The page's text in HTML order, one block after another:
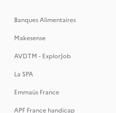
Banques Alimentaires
Makesense
AVDTM - ExplorJob
La SPA
Emmaüs France
APF France handicap